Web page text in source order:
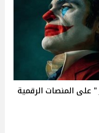
لأول مرة عرض فيلم "Joker 2 " على المنصات الرقمية